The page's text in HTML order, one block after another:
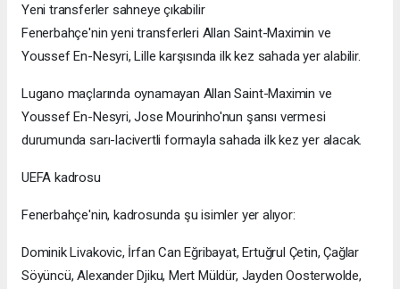
Yeni transferler sahneye çıkabilir
Fenerbahçe'nin yeni transferleri Allan Saint-Maximin ve
Youssef En-Nesyri, Lille karşısında ilk kez sahada yer alabilir.
Lugano maçlarında oynamayan Allan Saint-Maximin ve
Youssef En-Nesyri, Jose Mourinho'nun şansı vermesi
durumunda sarı-lacivertli formayla sahada ilk kez yer alacak.
UEFA kadrosu
Fenerbahçe'nin, kadrosunda şu isimler yer alıyor:
Dominik Livakovic, İrfan Can Eğribayat, Ertuğrul Çetin, Çağlar
Söyüncü, Alexander Djiku, Mert Müldür, Jayden Oosterwolde,